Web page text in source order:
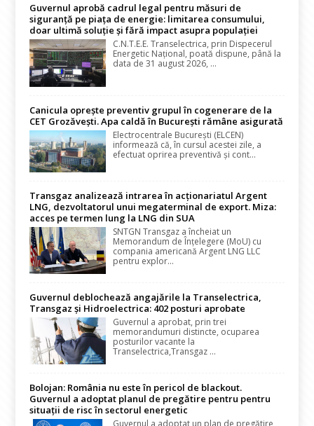
Guvernul aprobă cadrul legal pentru măsuri de
siguranță pe piața de energie: limitarea consumului,
doar ultimă soluție și fără impact asupra populației
C.N.T.E.E. Transelectrica, prin Dispecerul
Energetic Național, poată dispune, până la
data de 31 august 2026, ...
Canicula oprește preventiv grupul în cogenerare de la
CET Grozăvești. Apa caldă în București rămâne asigurată
Electrocentrale București (ELCEN)
informează că, în cursul acestei zile, a
efectuat oprirea preventivă și cont...
Transgaz analizează intrarea în acționariatul Argent
LNG, dezvoltatorul unui megaterminal de export. Miza:
acces pe termen lung la LNG din SUA
SNTGN Transgaz a încheiat un
Memorandum de Înțelegere (MoU) cu
compania americană Argent LNG LLC
pentru explor...
Guvernul deblochează angajările la Transelectrica,
Transgaz și Hidroelectrica: 402 posturi aprobate
Guvernul a aprobat, prin trei
memorandumuri distincte, ocuparea
posturilor vacante la
Transelectrica,Transgaz ...
Bolojan: România nu este în pericol de blackout.
Guvernul a adoptat planul de pregătire pentru pentru
situații de risc în sectorul energetic
Guvernul a adoptat un plan de pregătire